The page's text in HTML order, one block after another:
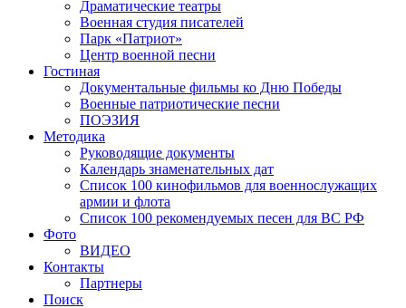
Драматические театры
Военная студия писателей
Парк «Патриот»
Центр военной песни
Гостиная
Документальные фильмы ко Дню Победы
Военные патриотические песни
ПОЭЗИЯ
Методика
Руководящие документы
Календарь знаменательных дат
Список 100 кинофильмов для военнослужащих
армии и флота
Список 100 рекомендуемых песен для ВС РФ
Фото
ВИДЕО
Контакты
Партнеры
Поиск